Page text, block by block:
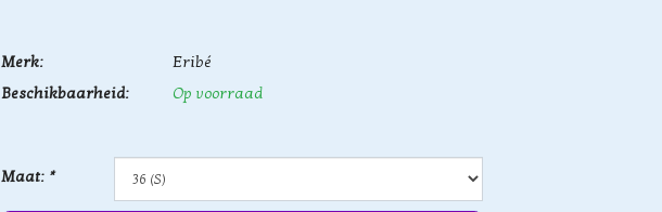
Merk:
Eribé
Beschikbaarheid:
Op voorraad
Maat: *